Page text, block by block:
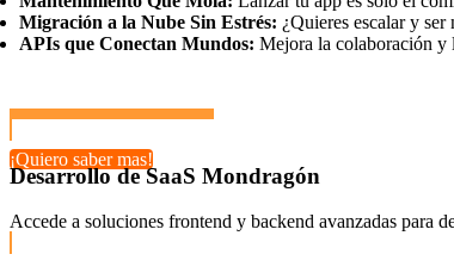
Migración a la Nube Sin Estrés: ¿Quieres escalar y
APIs que Conectan Mundos: Mejora la colaboración y
¡Quiero saber mas!
Desarrollo de SaaS Mondragón
Accede a soluciones frontend y backend avanzadas para